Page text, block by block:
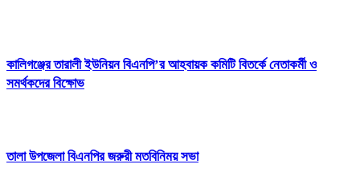
কালিগঞ্জের তারালী ইউনিয়ন বিএনপি’র আহবায়ক কমিটি বিতর্কে নেতাকর্মী ও
সমর্থকদের বিক্ষোভ
তালা উপজেলা বিএনপির জরুরী মতবিনিময় সভা